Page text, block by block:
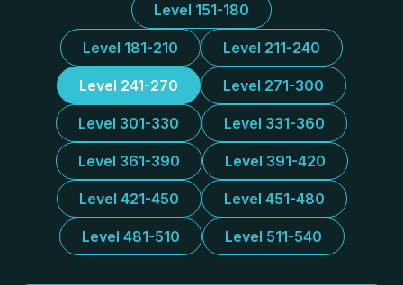
Level 151-180
Level 181-210 Level 211-240
Level 241-270 Level 271-300
Level 301-330 Level 331-360
Level 361-390 Level 391-420
Level 421-450 Level 451-480
Level 481-510 Level 511-540